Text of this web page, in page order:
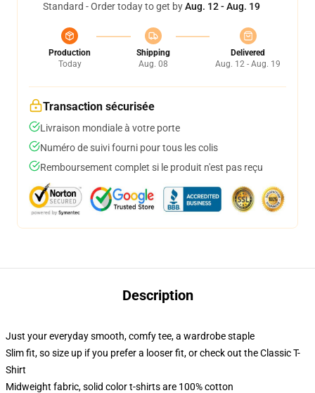
Standard - Order today to get byAug. 12 - Aug. 19
Production
Today
Shipping
Aug. 08
Delivered
Aug. 12 - Aug. 19
Transaction sécurisée
Livraison mondiale à votre porte
Numéro de suivi fourni pour tous les colis
Remboursement complet si le produit n'est pas reçu
Description
Just your everyday smooth, comfy tee, a wardrobe staple
Slim fit, so size up if you prefer a looser fit, or check out the Classic T-
Shirt
Midweight fabric, solid color t-shirts are 100% cotton